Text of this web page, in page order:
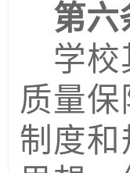
第六
学
质量
制度